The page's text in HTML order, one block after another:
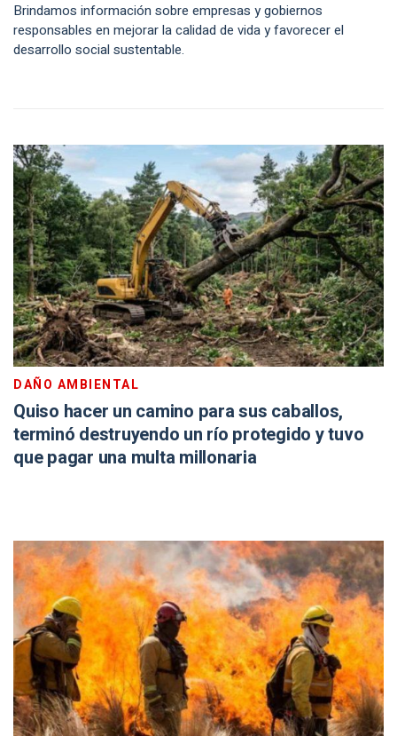
Brindamos información sobre empresas y gobiernos
responsables en mejorar la calidad de vida y favorecer el
desarrollo social sustentable.
DAÑO AMBIENTAL
Quiso hacer un camino para sus caballos,
terminó destruyendo un río protegido y tuvo
que pagar una multa millonaria